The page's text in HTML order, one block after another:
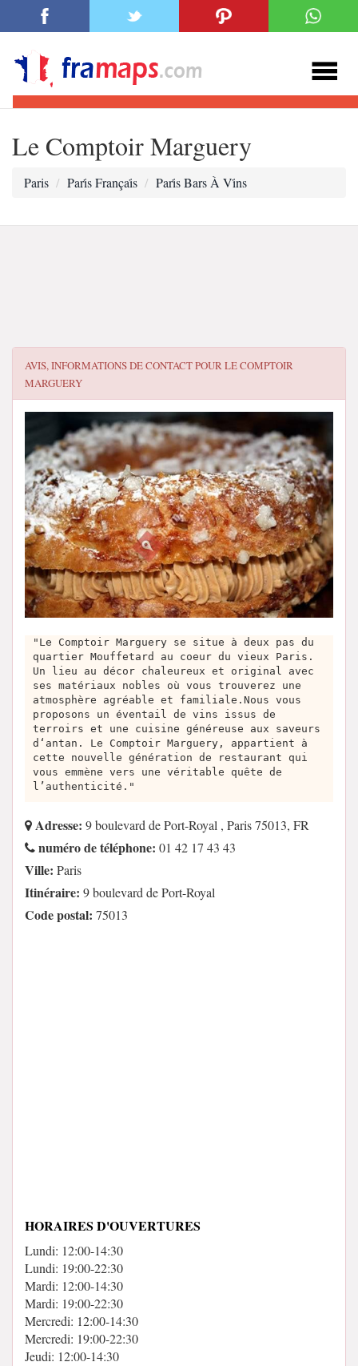
Le Comptoir Marguery
Paris Pari̇s Françai̇s Pari̇s Bars À Vi̇ns
AVIS, INFORMATIONS DE CONTACT POURLE COMPTOIR
MARGUERY
"Le Comptoir Marguery se situe à deux pas du
quartier Mouffetard au coeur du vieux Paris.
Un lieu au décor chaleureux et original avec
ses matériaux nobles où vous trouverez une
atmosphère agréable et familiale.Nous vous
proposons un éventail de vins issus de
terroirs et une cuisine généreuse aux saveurs
d‘antan. Le Comptoir Marguery, appartient à
cette nouvelle génération de restaurant qui
vous emmène vers une véritable quête de
l’authenticité."
Adresse: 9 boulevard de Port-Royal , Paris 75013, FR
numéro de téléphone: 01 42 17 43 43
Ville: Paris
Itinéraire: 9 boulevard de Port-Royal
Code postal: 75013
HORAIRES D'OUVERTURES
Lundi: 12:00-14:30
Lundi: 19:00-22:30
Mardi: 12:00-14:30
Mardi: 19:00-22:30
Mercredi: 12:00-14:30
Mercredi: 19:00-22:30
Jeudi: 12:00-14:30